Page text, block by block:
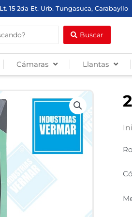
15 2da Et. Urb. Tungasuca, Carabayllo
Buscar
Cámaras Llantas